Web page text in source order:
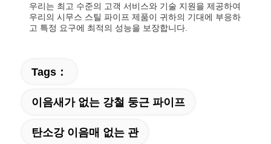
우리는 최고 수준의 고객 서비스와 기술 지원을 제공하여
우리의 시무스 스틸 파이프 제품이 귀하의 기대에 부응하
고 특정 요구에 최적의 성능을 보장합니다.
Tags：
이음새가 없는 강철 둥근 파이프
탄소강 이음매 없는 관